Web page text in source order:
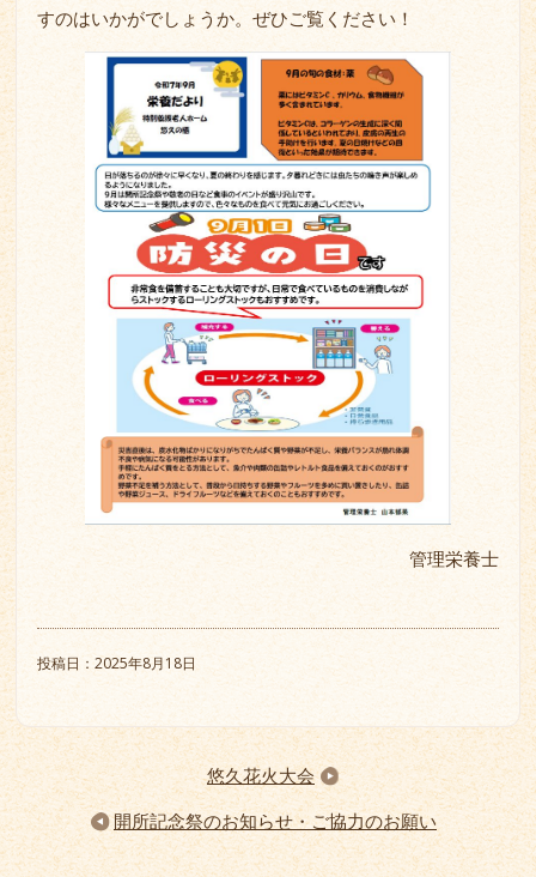
すのはいかがでしょうか。ぜひご覧ください！
管理栄養士
投稿日：2025年8月18日
悠久花火大会
開所記念祭のお知らせ・ご協力のお願い